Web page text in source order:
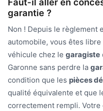
garantie ?
Non ! Depuis le règlement
automobile, vous êtes
véhicule chez le garagiste
Garonne sans perdre la
condition que les pièces
qualité équivalente et que
correctement rempli.